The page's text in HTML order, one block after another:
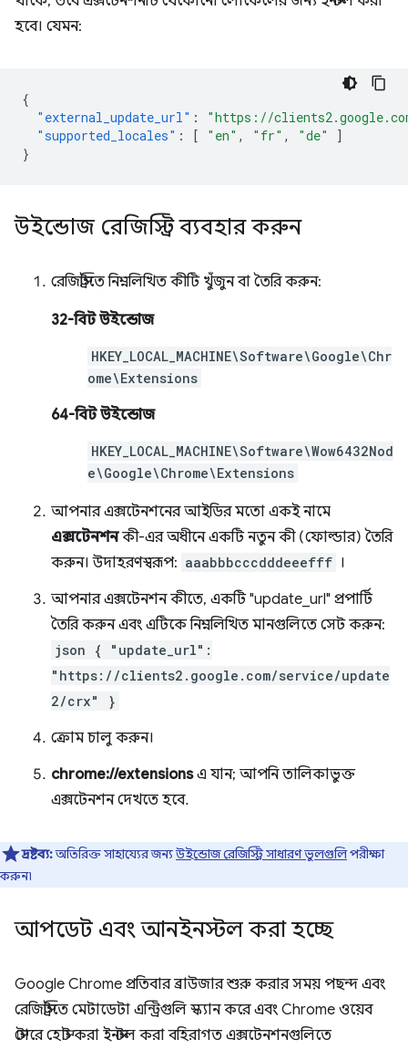
হবে। যেমন:
{
"external_update_url" :
"https://
"supported_locales" : [ "en" , "fr" , "de"
]
}
উইন্ডোজ রেজিস্ট্রি ব্যবহার করুন
রেজিস্ট্রিতে নিম্নলিখিত কীটি খুঁজুন বা তৈরি করুন:
32-বিট উইন্ডোজ
HKEY_LOCAL_MACHINE\Software\Google\Chr
ome\Extensions
64-বিট উইন্ডোজ
HKEY_LOCAL_MACHINE\Software\Wow6432Nod
e\Google\Chrome\Extensions
আপনার এক্সটেনশনের আইডির মতো একই নামে
এক্সটেনশনকী-এর অধীনে একটি নতুন কী (ফোল্ডার) তৈরি
করুন। উদাহরণস্বরূপ: aaabbbcccdddeeefff ।
আপনার এক্সটেনশন কীতে, একটি "update_url" প্রপার্টি
তৈরি করুন এবং এটিকে নিম্নলিখিত মানগুলিতে সেট করুন:
json { "update_url":
"https://clients2.google.com/service/update
2/crx" }
ক্রোম চালু করুন।
chrome://extensionsএ যান; আপনি তালিকাভুক্ত
এক্সটেনশন দেখতে হবে.
দ্রষ্টব্য:অতিরিক্ত সাহায্যের জন্যউইন্ডোজ রেজিস্ট্রি সাধারণ ভুলগুলিপরীক্ষা
করুন৷
আপডেট এবং আনইনস্টল করা হচ্ছে
Google Chrome প্রতিবার ব্রাউজার শুরু করার সময় পছন্দ এবং
রেজিস্ট্রিতে মেটাডেটা এন্ট্রিগুলি স্ক্যান করে এবং Chrome ওয়েব
স্টোরে হোস্ট করা ইনস্টল করা বহিরাগত এক্সটেনশনগুলিতে